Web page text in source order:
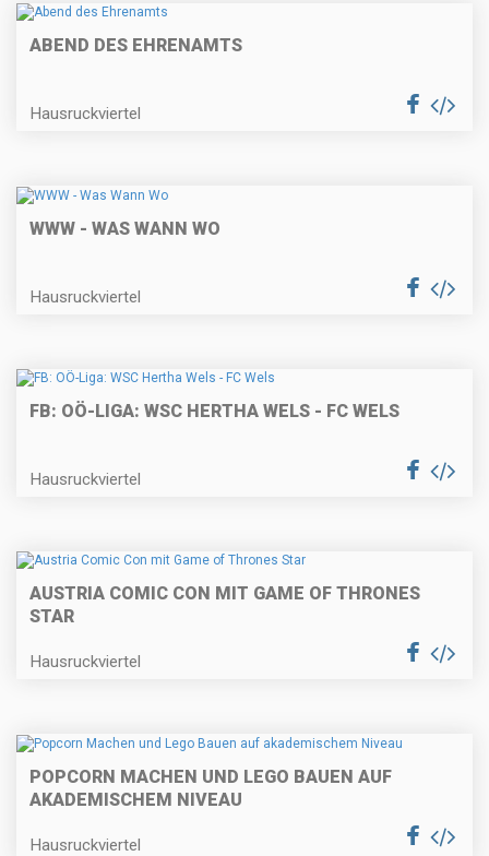
ABEND DES EHRENAMTS
Hausruckviertel
WWW - WAS WANN WO
Hausruckviertel
FB: OÖ-LIGA: WSC HERTHA WELS - FC WELS
Hausruckviertel
AUSTRIA COMIC CON MIT GAME OF THRONES
STAR
Hausruckviertel
POPCORN MACHEN UND LEGO BAUEN AUF
AKADEMISCHEM NIVEAU
Hausruckviertel